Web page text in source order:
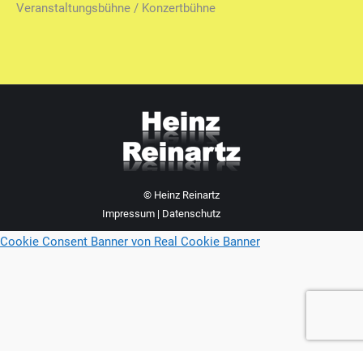
Veranstaltungsbühne / Konzertbühne
© Heinz Reinartz
Impressum | Datenschutz
Cookie Consent Banner von Real Cookie Banner